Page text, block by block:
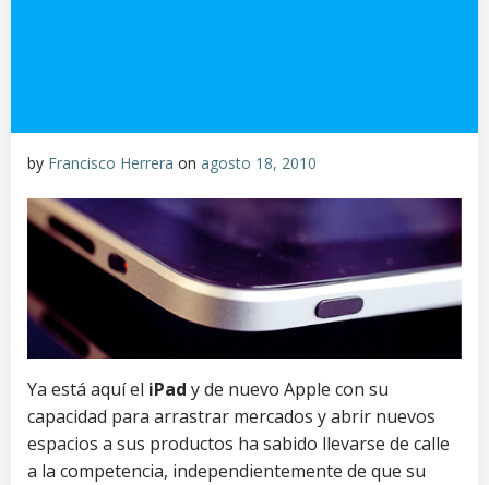
by Francisco Herrera on agosto 18, 2010
Ya está aquí el iPad y de nuevo Apple con su
capacidad para arrastrar mercados y abrir nuevos
espacios a sus productos ha sabido llevarse de calle
a la competencia, independientemente de que su